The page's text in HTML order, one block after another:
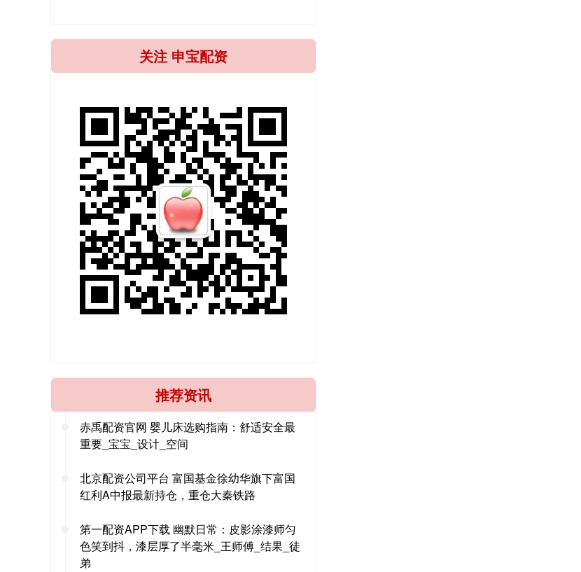
关注 申宝配资
推荐资讯
赤禹配资官网 婴儿床选购指南：舒适安全最
重要_宝宝_设计_空间
北京配资公司平台 富国基金徐幼华旗下富国
红利A中报最新持仓，重仓大秦铁路
第一配资APP下载 幽默日常：皮影涂漆师匀
色笑到抖，漆层厚了半毫米_王师傅_结果_徒
弟